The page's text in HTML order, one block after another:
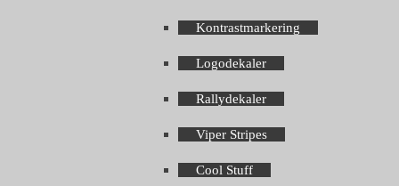
Kontrastmarkering
Logodekaler
Rallydekaler
Viper Stripes
Cool Stuff